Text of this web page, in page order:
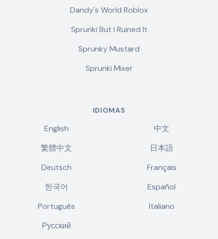
Dandy's World Roblox
Sprunki But I Ruined It
Sprunky Mustard
Sprunki Mixer
IDIOMAS
English
中文
繁體中文
日本語
Deutsch
Français
한국어
Español
Português
Italiano
Русский